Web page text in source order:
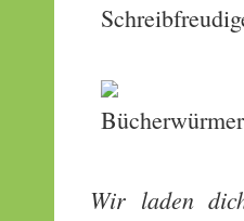
Bücherwürmer
Wir laden